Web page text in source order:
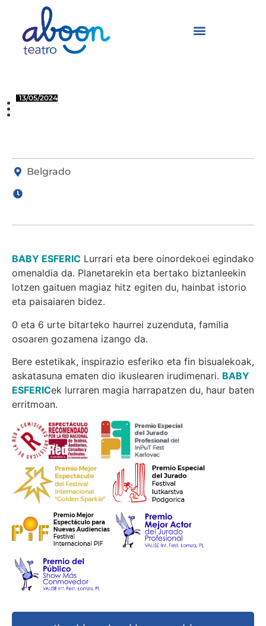
13/05/2024
Belgrado
BABY ESFERIC Lurrari eta bere oinordekoei egindako
omenaldia da. Planetarekin eta bertako biztanleekin
lotzen gaituen magiaz hitz egiten du, hainbat istorio
eta paisaiaren bidez.
0 eta 6 urte bitarteko haurrei zuzenduta, familia
osoaren gozamena izango da.
Bere estetikak, inspirazio esferiko eta fin bisualekoak,
askatasuna ematen dio ikuslearen irudimenari. BABY
ESFERICek lurraren magia harrapatzen du, haur baten
erritmoan.